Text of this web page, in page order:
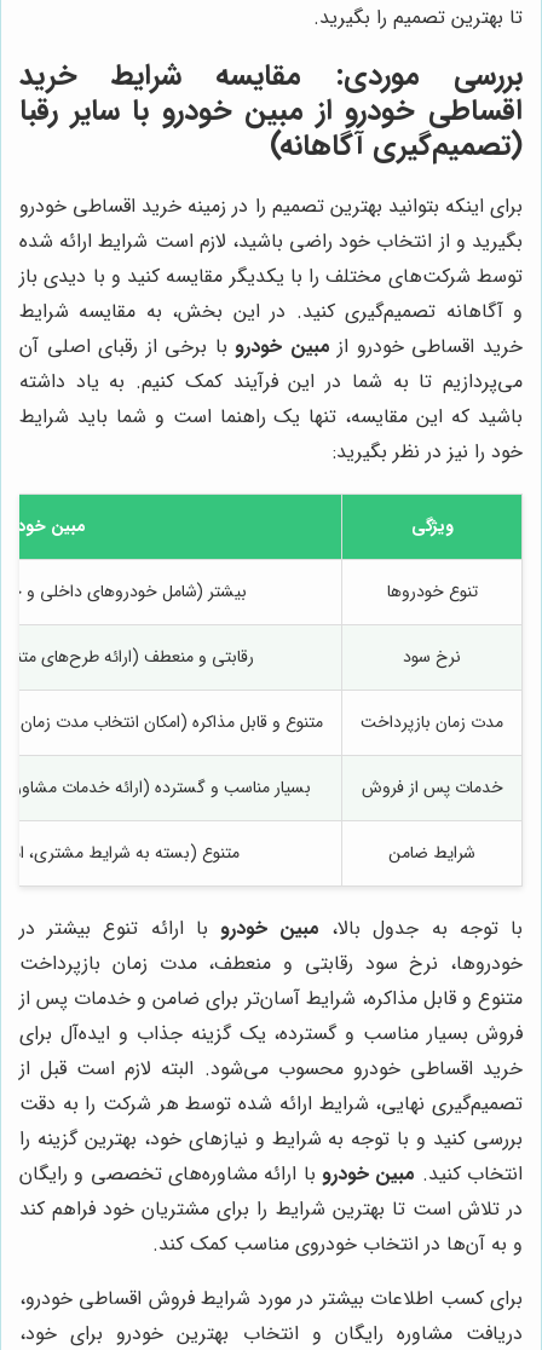
تا بهترین تصمیم را بگیرید.
بررسی موردی: مقایسه شرایط خرید
اقساطی خودرو از مبین خودرو با سایر رقبا
(تصمیم‌گیری آگاهانه)
برای اینکه بتوانید بهترین تصمیم را در زمینه خرید اقساطی خودرو
بگیرید و از انتخاب خود راضی باشید، لازم است شرایط ارائه شده
توسط شرکت‌های مختلف را با یکدیگر مقایسه کنید و با دیدی باز
و آگاهانه تصمیم‌گیری کنید. در این بخش، به مقایسه شرایط
خرید اقساطی خودرو از مبین خودرو با برخی از رقبای اصلی آن
می‌پردازیم تا به شما در این فرآیند کمک کنیم. به یاد داشته
باشید که این مقایسه، تنها یک راهنما است و شما باید شرایط
خود را نیز در نظر بگیرید:
ویژگی مبین خودرو
تنوع خودروها بیشتر (شامل خودروهای داخلی و
نرخ سود رقابتی و منعطف (ارائه طرح‌های
مدت زمان بازپرداخت متنوع و قابل مذاکره (امکان انتخاب مدت زمان
خدمات پس از فروش بسیار مناسب و گسترده (ارائه خدمات
شرایط ضامن متنوع (بسته به شرایط مشتری،
با توجه به جدول بالا، مبین خودرو با ارائه تنوع بیشتر در
خودروها، نرخ سود رقابتی و منعطف، مدت زمان بازپرداخت
متنوع و قابل مذاکره، شرایط آسان‌تر برای ضامن و خدمات پس از
فروش بسیار مناسب و گسترده، یک گزینه جذاب و ایده‌آل برای
خرید اقساطی خودرو محسوب می‌شود. البته لازم است قبل از
تصمیم‌گیری نهایی، شرایط ارائه شده توسط هر شرکت را به دقت
بررسی کنید و با توجه به شرایط و نیازهای خود، بهترین گزینه را
انتخاب کنید. مبین خودرو با ارائه مشاوره‌های تخصصی و رایگان
در تلاش است تا بهترین شرایط را برای مشتریان خود فراهم کند
و به آن‌ها در انتخاب خودروی مناسب کمک کند.
برای کسب اطلاعات بیشتر در مورد شرایط فروش اقساطی خودرو،
دریافت مشاوره رایگان و انتخاب بهترین خودرو برای خود،